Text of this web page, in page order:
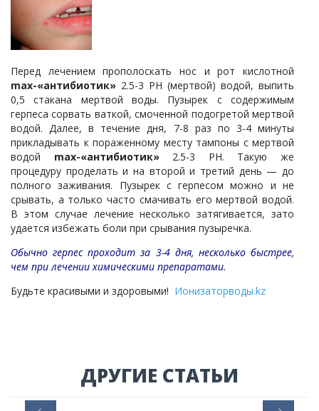
Перед лечением прополоскать нос и рот кислотной
max-«антибиотик» 2.5-3 PH (мертвой) водой, выпить
0,5 стакана мертвой воды. Пузырек с содержимым
герпеса сорвать ваткой, смоченной подогретой мертвой
водой. Далее, в течение дня, 7-8 раз по 3-4 минуты
прикладывать к пораженному месту тампоны с мертвой
водой max-«антибиотик»2.5-3 PH. Такую же
процедуру проделать и на второй и третий день — до
полного заживания. Пузырек с герпесом можно и не
срывать, а только часто смачивать его мертвой водой.
В этом случае лечение несколько затягивается, зато
удается избежать боли при срывания пузыречка.
Обычно герпес проходит за 3-4 дня, несколько быстрее,
чем при лечении химическими препаратами.
Будьте красивыми и здоровыми! Ионизаторводы.kz
ДРУГИЕ СТАТЬИ